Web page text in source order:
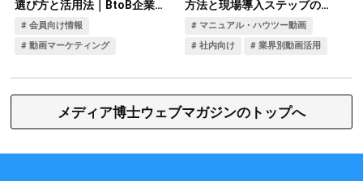
メディア博士ウェブマガジンのトップへ